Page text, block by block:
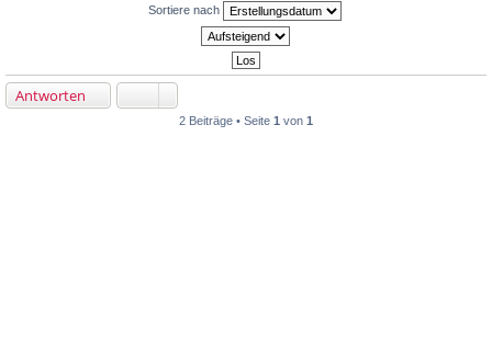
Sortiere nach
Antworten
2 Beiträge • Seite 1 von 1